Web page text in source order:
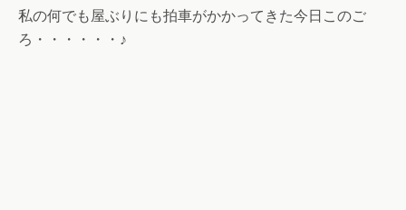
私の何でも屋ぶりにも拍車がかかってきた今日このご
ろ・・・・・・♪